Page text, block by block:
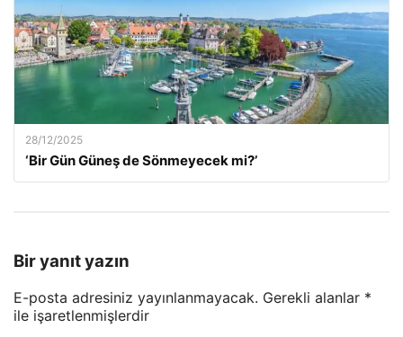
28/12/2025
‘Bir Gün Güneş de Sönmeyecek mi?’
Bir yanıt yazın
E-posta adresiniz yayınlanmayacak. Gerekli alanlar *
ile işaretlenmişlerdir